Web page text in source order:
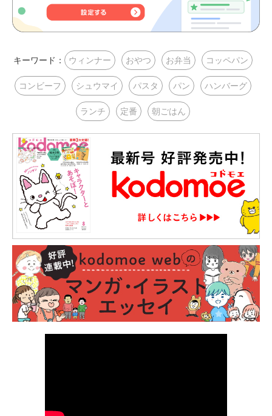
キーワード： ウィンナー おやつ お弁当 コッペパン
コンビーフ シュウマイ パスタ パン ハンバーグ
ランチ 定番 朝ごはん